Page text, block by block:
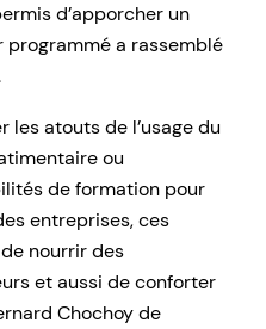
d’apporcher un
programmé a rassemblé
atouts de l’usage du
ou
de formation pour
entreprises, ces
nourrir des
et aussi de conforter
Chochoy de